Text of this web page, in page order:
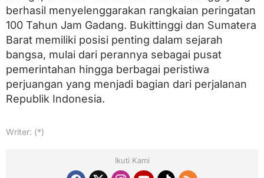
berhasil menyelenggarakan rangkaian peringatan
100 Tahun Jam Gadang. Bukittinggi dan Sumatera
Barat memiliki posisi penting dalam sejarah
bangsa, mulai dari perannya sebagai pusat
pemerintahan hingga berbagai peristiwa
perjuangan yang menjadi bagian dari perjalanan
Republik Indonesia.
Writer: (*)
Ikuti Kami